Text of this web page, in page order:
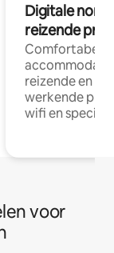
Digitale
reizende
Comfortabele
reizende en
werkende
wifi en
voor